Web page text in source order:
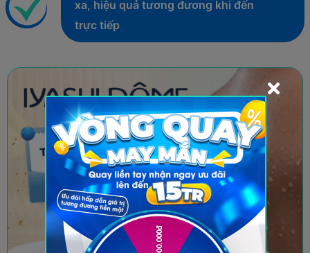
xa, hiệu quả tương đương khi đến
trực tiếp